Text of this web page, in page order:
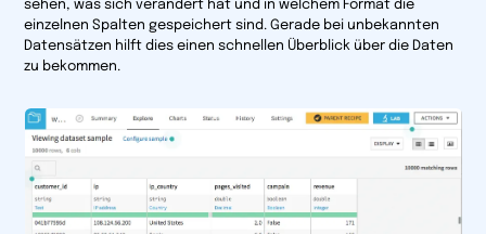
sehen, was sich verändert hat und in welchem Format die
einzelnen Spalten gespeichert sind. Gerade bei unbekannten
Datensätzen hilft dies einen schnellen Überblick über die Daten
zu bekommen.